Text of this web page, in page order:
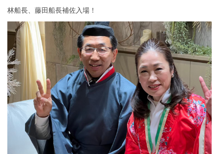
林船長、藤田船長補佐入場！